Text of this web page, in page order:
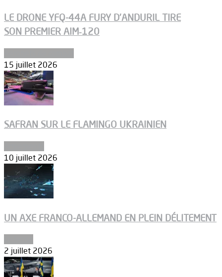
LE DRONE YFQ-44A FURY D’ANDURIL TIRE
SON PREMIER AIM‑120
15 juillet 2026
SAFRAN SUR LE FLAMINGO UKRAINIEN
10 juillet 2026
UN AXE FRANCO-ALLEMAND EN PLEIN DÉLITEMENT
2 juillet 2026